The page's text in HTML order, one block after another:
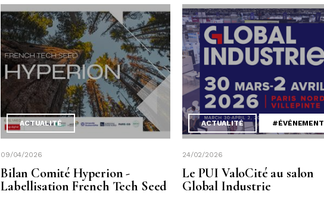
ACTUALITÉ
09/04/2026
Bilan Comité Hyperion -
Labellisation French Tech Seed
ACTUALITÉ #ÉVÉNEMENT
24/02/2026
Le PUI ValoCité au salon
Global Industrie